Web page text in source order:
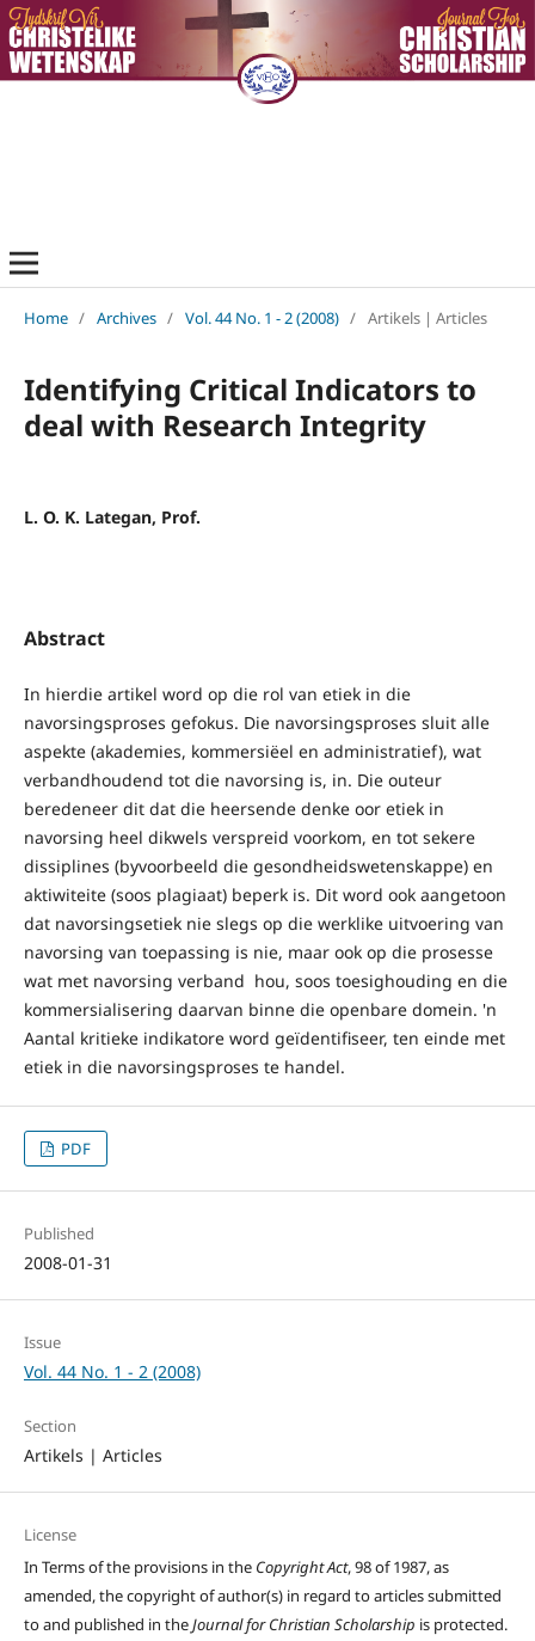
Home / Archives / Vol. 44 No. 1 - 2 (2008) / Artikels | Articles
Identifying Critical Indicators to
deal with Research Integrity
L. O. K. Lategan, Prof.
Abstract
In hierdie artikel word op die rol van etiek in die
navorsingsproses gefokus. Die navorsingsproses sluit alle
aspekte (akademies, kommersiëel en administratief), wat
verbandhoudend tot die navorsing is, in. Die outeur
beredeneer dit dat die heersende denke oor etiek in
navorsing heel dikwels verspreid voorkom, en tot sekere
dissiplines (byvoorbeeld die gesondheidswetenskappe) en
aktiwiteite (soos plagiaat) beperk is. Dit word ook aangetoon
dat navorsingsetiek nie slegs op die werklike uitvoering van
navorsing van toepassing is nie, maar ook op die prosesse
wat met navorsing verband hou, soos toesighouding en die
kommersialisering daarvan binne die openbare domein. 'n
Aantal kritieke indikatore word geïdentifiseer, ten einde met
etiek in die navorsingsproses te handel.
PDF
Published
2008-01-31
Issue
Vol. 44 No. 1 - 2 (2008)
Section
Artikels | Articles
License
In Terms of the provisions in the Copyright Act, 98 of 1987, as
amended, the copyright of author(s) in regard to articles submitted
to and published in theJournal for Christian Scholarship is protected.